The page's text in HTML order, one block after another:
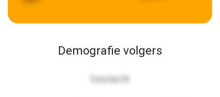
Demografie volgers
Geslacht